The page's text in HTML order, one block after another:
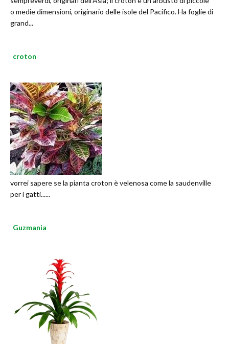
o medie dimensioni, originario delle isole del Pacifico. Ha foglie di
grand...
croton
vorrei sapere se la pianta croton è velenosa come la saudenville
per i gatti......
Guzmania